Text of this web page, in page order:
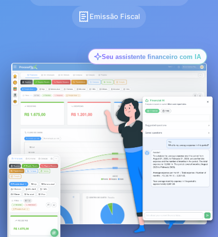
Emissão Fiscal
Seu assistente financeiro com IA